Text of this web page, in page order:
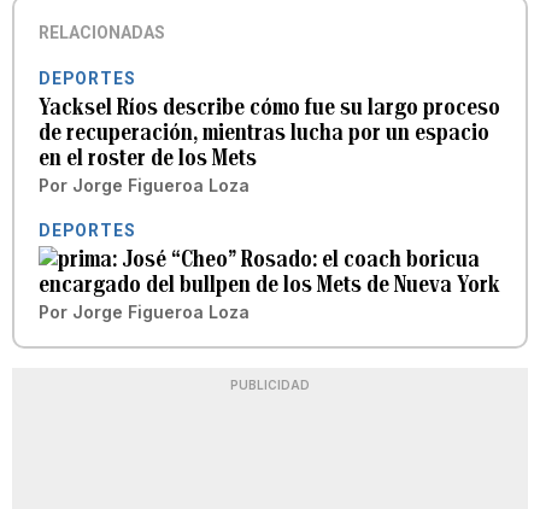
RELACIONADAS
DEPORTES
Yacksel Ríos describe cómo fue su largo proceso
de recuperación, mientras lucha por un espacio
en el roster de los Mets
Por Jorge Figueroa Loza
DEPORTES
José “Cheo” Rosado: el coach boricua
encargado del bullpen de los Mets de Nueva York
Por Jorge Figueroa Loza
PUBLICIDAD